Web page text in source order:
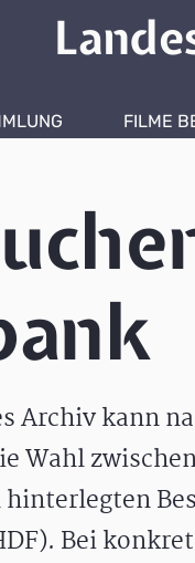
FILME
Archiv kann
Wahl
Bei